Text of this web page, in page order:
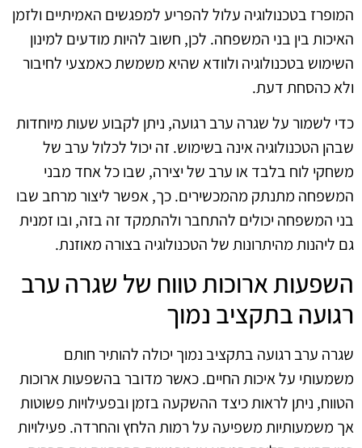
המופרז בטכנולוגיה עלול להפריע למפגשים האמיתיים ולזמן
האיכות בין בני המשפחה. לכן, חשוב להיות מודעים למינון
השימוש בטכנולוגיה ולוודא שהיא משמשת כאמצעי לחיבור
ולא כהסחת דעת.
כדי לשמור על שגרה ערב רגועה, ניתן לקבוע שעות מיוחדות
שבהן הטכנולוגיה אינה בשימוש. זה יכול לכלול ערב של
משחקי לוח בלבד או ערב של יצירה, שבו כל אחד מבני
המשפחה מתנתק מהמכשירים. כך, אפשר ליצור מרחב שבו
בני המשפחה יכולים להתחבר ולהתמקד זה בזה, ובו זמנית
גם ליהנות מהיתרונות של הטכנולוגיה בצורה מאוזנת.
השפעות ארוכות טווח של שגרה ערב
רגועה בתקציב נמוך
שגרה ערב רגועה בתקציב נמוך יכולה להותיר חותם
משמעותי על איכות החיים. כאשר מדובר בהשפעות ארוכות
הטווח, ניתן לראות כיצד ההשקעה בזמן ובפעילויות פשוטות
אך משמעותיות משפיעה על רמות הלחץ והחרדה. פעילויות